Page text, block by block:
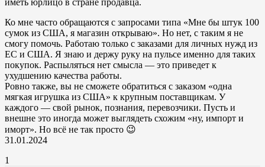
иметь юрлицо в стране продавца.
Ко мне часто обращаются с запросами типа «Мне бы штук 100
сумок из США, я магазин открываю». Но нет, с таким я не
смогу помочь. Работаю только с заказами для личных нужд из
ЕС и США. Я знаю и держу руку на пульсе именно для таких
покупок. Распыляться нет смысла — это приведет к
ухудшению качества работы.
Ровно также, вы не сможете обратиться с заказом «одна
мягкая игрушка из США» к крупным поставщикам. У
каждого — свой рынок, познания, перевозчики. Пусть и
внешне это иногда может выглядеть схожим «ну, импорт и
иморт». Но всё не так просто 😉
31.01.2024
1